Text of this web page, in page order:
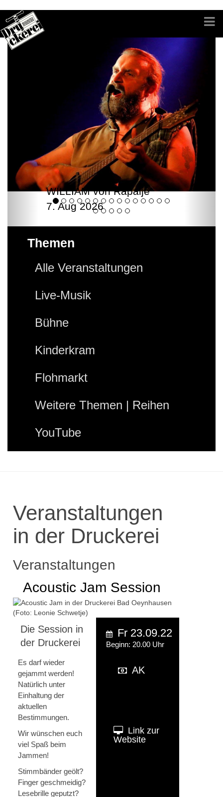
WILLIAM von Rapalje
7. Aug 2026
Themen
Alle Veranstaltungen
Live-Musik
Bühne
Kinderkram
Flohmarkt
Weitere Themen | Reihen
YouTube
Veranstaltungen
in der Druckerei
Veranstaltungen
Acoustic Jam Session
Die Session in
der Druckerei
Es darf wieder
gejammt werden!
Natürlich unter
Einhaltung der
aktuellen
Bestimmungen.
Wir wünschen euch
viel Spaß beim
Jammen!
Stimmbänder geölt?
Finger geschmeidig?
Lesebrille geputzt?
Fr 23.09.22
Beginn: 20.00 Uhr
AK
Link zur
Website